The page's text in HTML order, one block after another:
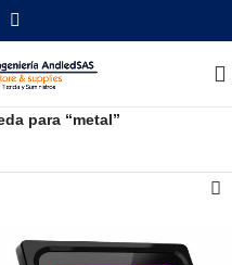
para “metal”